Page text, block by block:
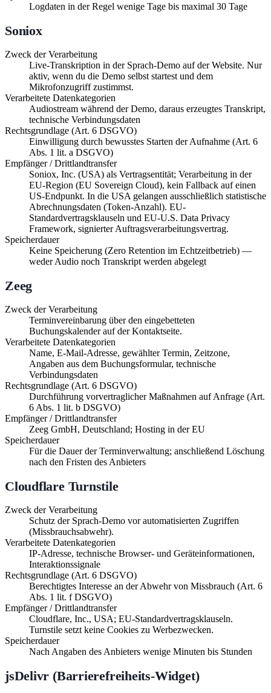
Logdaten in der Regel wenige Tage bis maximal 30 Tage
Soniox
Zweck der Verarbeitung
Live-Transkription in der Sprach-Demo auf der Website. Nur
aktiv, wenn du die Demo selbst startest und dem
Mikrofonzugriff zustimmst.
Verarbeitete Datenkategorien
Audiostream während der Demo, daraus erzeugtes Transkript,
technische Verbindungsdaten
Rechtsgrundlage (Art. 6 DSGVO)
Einwilligung durch bewusstes Starten der Aufnahme (Art. 6
Abs. 1 lit. a DSGVO)
Empfänger / Drittlandtransfer
Soniox, Inc. (USA) als Vertragsentität; Verarbeitung in der
EU-Region (EU Sovereign Cloud), kein Fallback auf einen
US-Endpunkt. In die USA gelangen ausschließlich statistische
Abrechnungsdaten (Token-Anzahl). EU-
Standardvertragsklauseln und EU-U.S. Data Privacy
Framework, signierter Auftragsverarbeitungsvertrag.
Speicherdauer
Keine Speicherung (Zero Retention im Echtzeitbetrieb) —
weder Audio noch Transkript werden abgelegt
Zeeg
Zweck der Verarbeitung
Terminvereinbarung über den eingebetteten
Buchungskalender auf der Kontaktseite.
Verarbeitete Datenkategorien
Name, E-Mail-Adresse, gewählter Termin, Zeitzone,
Angaben aus dem Buchungsformular, technische
Verbindungsdaten
Rechtsgrundlage (Art. 6 DSGVO)
Durchführung vorvertraglicher Maßnahmen auf Anfrage (Art.
6 Abs. 1 lit. b DSGVO)
Empfänger / Drittlandtransfer
Zeeg GmbH, Deutschland; Hosting in der EU
Speicherdauer
Für die Dauer der Terminverwaltung; anschließend Löschung
nach den Fristen des Anbieters
Cloudflare Turnstile
Zweck der Verarbeitung
Schutz der Sprach-Demo vor automatisierten Zugriffen
(Missbrauchsabwehr).
Verarbeitete Datenkategorien
IP-Adresse, technische Browser- und Geräteinformationen,
Interaktionssignale
Rechtsgrundlage (Art. 6 DSGVO)
Berechtigtes Interesse an der Abwehr von Missbrauch (Art. 6
Abs. 1 lit. f DSGVO)
Empfänger / Drittlandtransfer
Cloudflare, Inc., USA; EU-Standardvertragsklauseln.
Turnstile setzt keine Cookies zu Werbezwecken.
Speicherdauer
Nach Angaben des Anbieters wenige Minuten bis Stunden
jsDelivr (Barrierefreiheits-Widget)